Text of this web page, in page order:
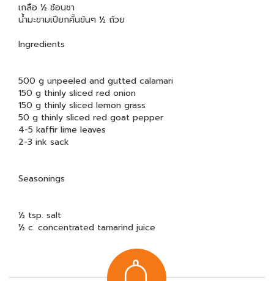
เกลือ ½ ช้อนชา
น้ำมะขามเปียกคั้นข้นๆ ½ ถ้วย
Ingredients
500 g unpeeled and gutted calamari
150 g thinly sliced red onion
150 g thinly sliced lemon grass
50 g thinly sliced red goat pepper
4-5 kaffir lime leaves
2-3 ink sack
Seasonings
½ tsp. salt
½ c. concentrated tamarind juice